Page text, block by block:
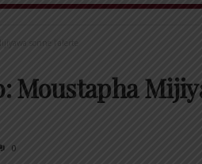
sonne l’alerte
Moustapha
0